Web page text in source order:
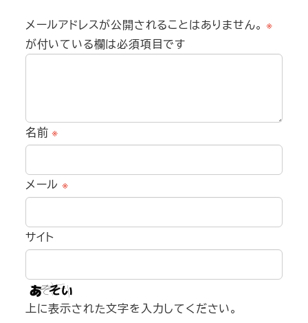
メールアドレスが公開されることはありません。 ※
が付いている欄は必須項目です
名前※
メール ※
サイト
上に表示された文字を入力してください。